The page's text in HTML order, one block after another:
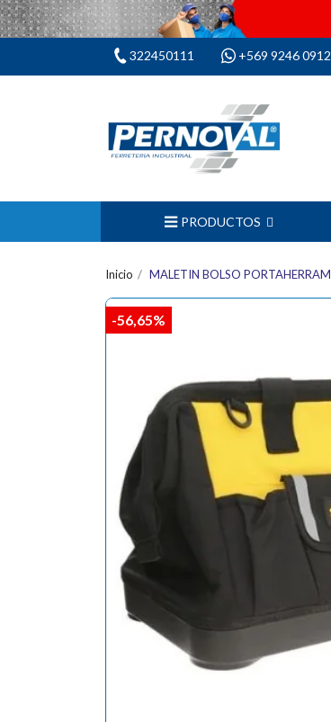
322450111 +569 9246 0912
PRODUCTOS
Inicio MALETIN BOLSO
-56,65%